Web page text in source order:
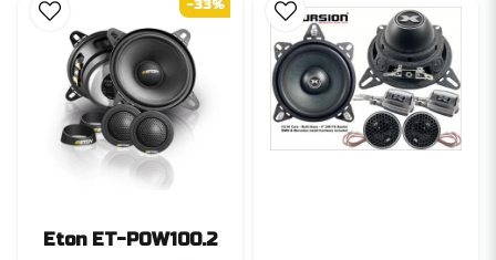
Eton ET-POW100.2
-33%